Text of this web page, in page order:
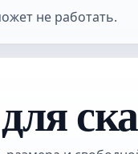
не работать.